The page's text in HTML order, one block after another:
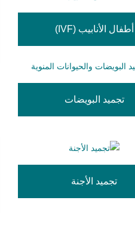
أطفال الأنابيب (IVF)
تجميد البويضات
تجميد الأجنة